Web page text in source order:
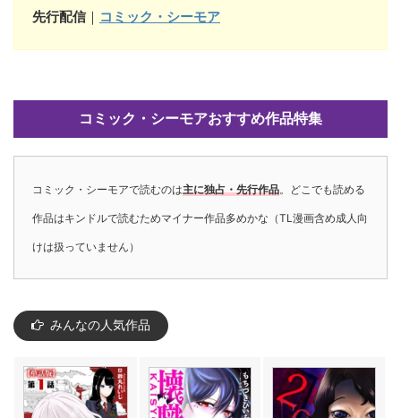
先行配信｜ コミック・シーモア
コミック・シーモアおすすめ作品特集
コミック・シーモアで読むのは主に独占・先行作品。どこでも読める
作品はキンドルで読むためマイナー作品多めかな（TL漫画含め成人向
けは扱っていません）
みんなの人気作品